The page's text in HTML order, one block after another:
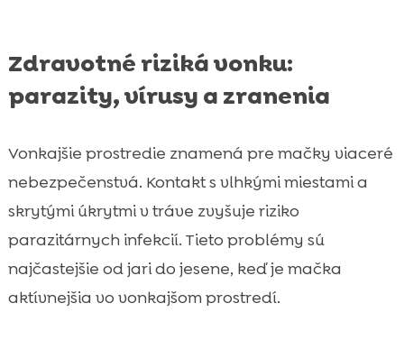
Zdravotné riziká vonku:
parazity, vírusy a zranenia
Vonkajšie prostredie znamená pre mačky viaceré
nebezpečenstvá. Kontakt s vlhkými miestami a
skrytými úkrytmi v tráve zvyšuje riziko
parazitárnych infekcií. Tieto problémy sú
najčastejšie od jari do jesene, keď je mačka
aktívnejšia vo vonkajšom prostredí.